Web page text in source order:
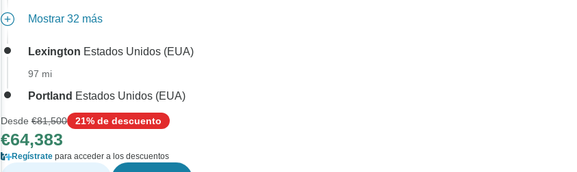
Mostrar 32 más
Lexington Estados Unidos (EUA)
97 mi
Portland Estados Unidos (EUA)
Desde €81,500 21% de descuento
€64,383
Regístrate para acceder a los descuentos